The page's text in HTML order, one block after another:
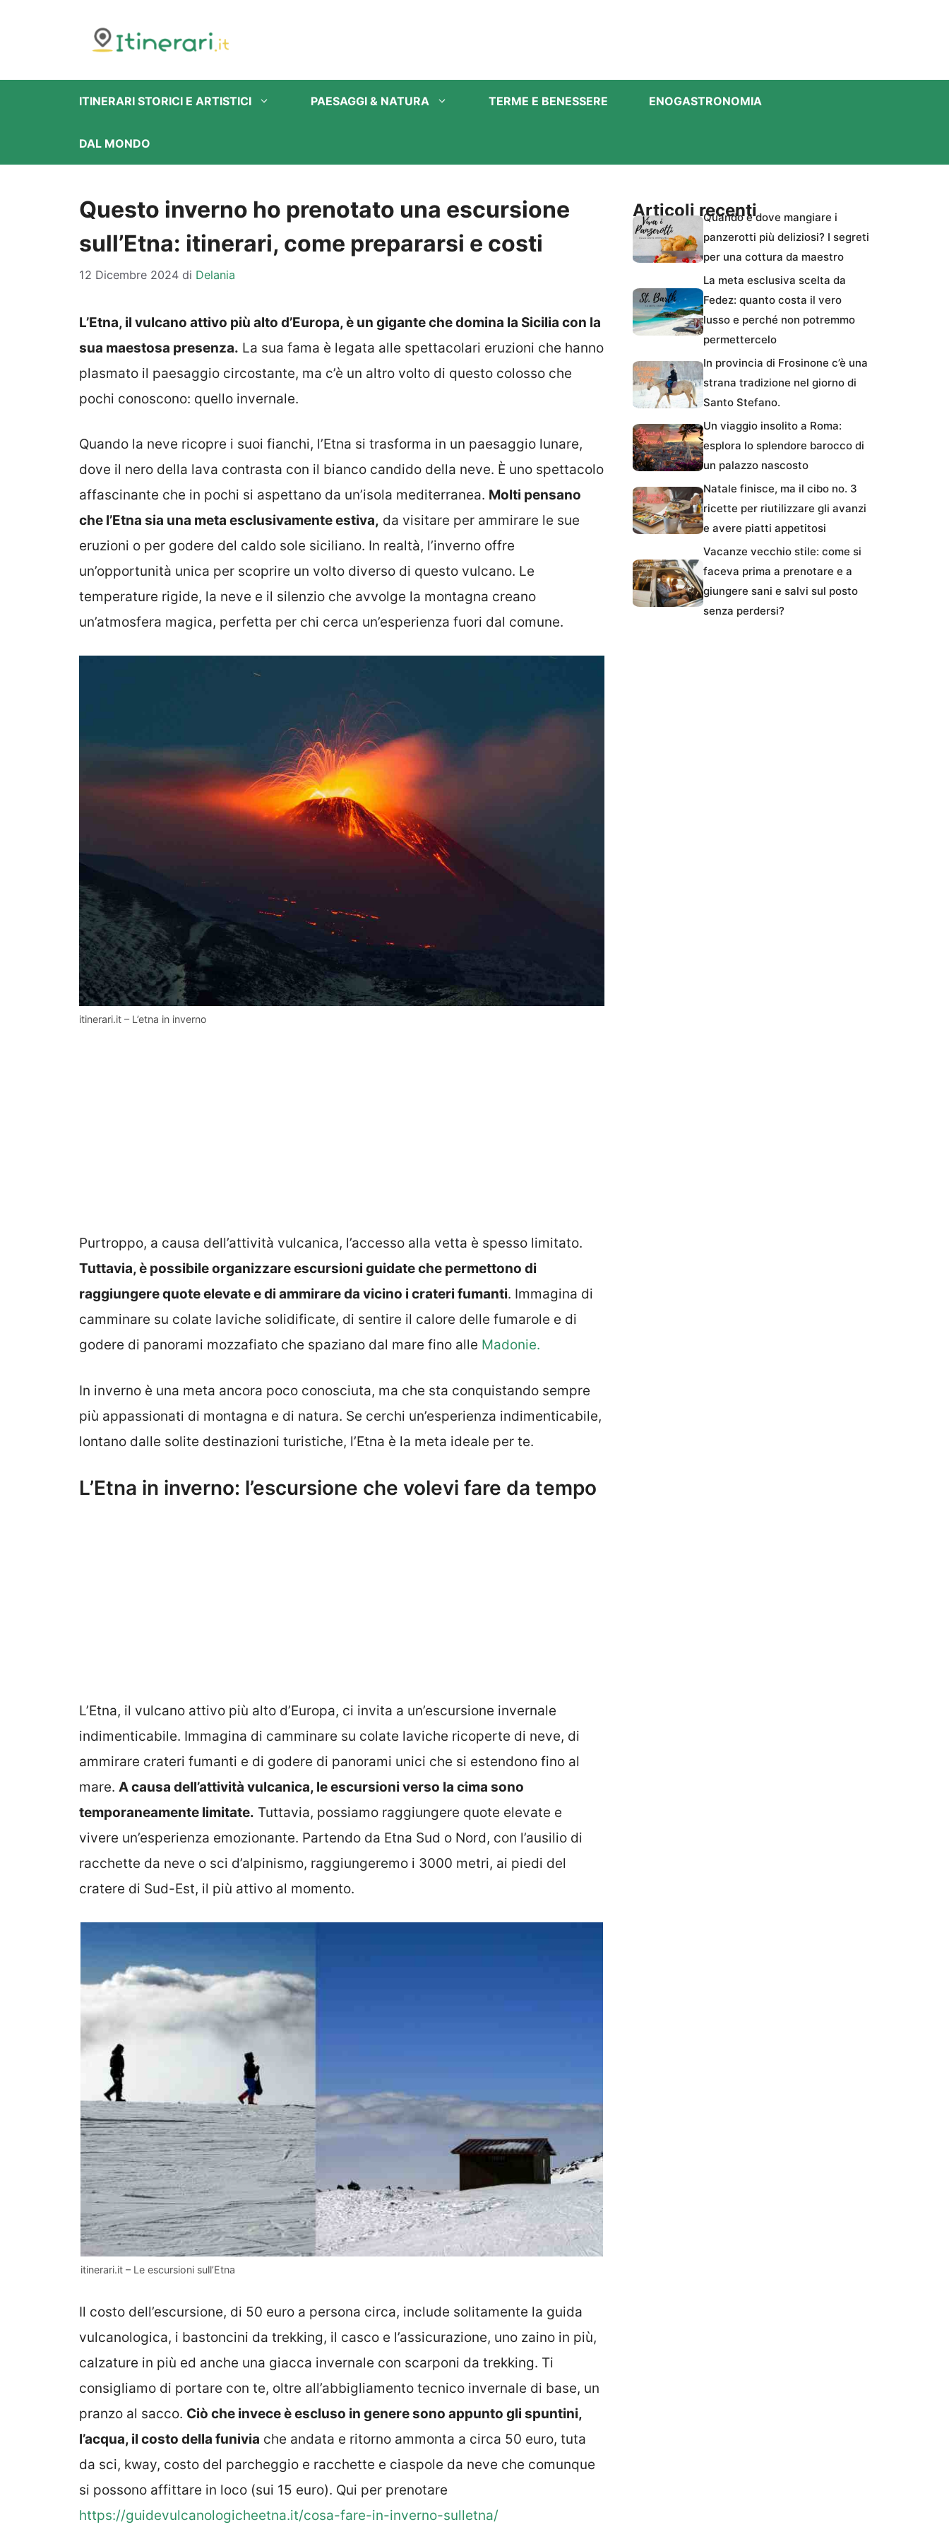
ITINERARI STORICI E ARTISTICI PAESAGGI & NATURA TERME E BENESSERE ENOGASTRONOMIA
DAL MONDO
Questo inverno ho prenotato una escursione
sull’Etna: itinerari, come prepararsi e costi
12 Dicembre 2024 di Delania
L’Etna, il vulcano attivo più alto d’Europa, è un gigante che domina la Sicilia con la
sua maestosa presenza. La sua fama è legata alle spettacolari eruzioni che hanno
plasmato il paesaggio circostante, ma c’è un altro volto di questo colosso che
pochi conoscono: quello invernale.
Quando la neve ricopre i suoi fianchi, l’Etna si trasforma in un paesaggio lunare,
dove il nero della lava contrasta con il bianco candido della neve. È uno spettacolo
affascinante che in pochi si aspettano da un’isola mediterranea. Molti pensano
che l’Etna sia una meta esclusivamente estiva, da visitare per ammirare le sue
eruzioni o per godere del caldo sole siciliano. In realtà, l’inverno offre
un’opportunità unica per scoprire un volto diverso di questo vulcano. Le
temperature rigide, la neve e il silenzio che avvolge la montagna creano
un’atmosfera magica, perfetta per chi cerca un’esperienza fuori dal comune.
itinerari.it – L’etna in inverno
Purtroppo, a causa dell’attività vulcanica, l’accesso alla vetta è spesso limitato.
Tuttavia, è possibile organizzare escursioni guidate che permettono di
raggiungere quote elevate e di ammirare da vicino i crateri fumanti. Immagina di
camminare su colate laviche solidificate, di sentire il calore delle fumarole e di
godere di panorami mozzafiato che spaziano dal mare fino alle Madonie.
In inverno è una meta ancora poco conosciuta, ma che sta conquistando sempre
più appassionati di montagna e di natura. Se cerchi un’esperienza indimenticabile,
lontano dalle solite destinazioni turistiche, l’Etna è la meta ideale per te.
L’Etna in inverno: l’escursione che volevi fare da tempo
L’Etna, il vulcano attivo più alto d’Europa, ci invita a un’escursione invernale
indimenticabile. Immagina di camminare su colate laviche ricoperte di neve, di
ammirare crateri fumanti e di godere di panorami unici che si estendono fino al
mare. A causa dell’attività vulcanica, le escursioni verso la cima sono
temporaneamente limitate. Tuttavia, possiamo raggiungere quote elevate e
vivere un’esperienza emozionante. Partendo da Etna Sud o Nord, con l’ausilio di
racchette da neve o sci d’alpinismo, raggiungeremo i 3000 metri, ai piedi del
cratere di Sud-Est, il più attivo al momento.
itinerari.it – Le escursioni sull’Etna
Il costo dell’escursione, di 50 euro a persona circa, include solitamente la guida
vulcanologica, i bastoncini da trekking, il casco e l’assicurazione, uno zaino in più,
calzature in più ed anche una giacca invernale con scarponi da trekking. Ti
consigliamo di portare con te, oltre all’abbigliamento tecnico invernale di base, un
pranzo al sacco. Ciò che invece è escluso in genere sono appunto gli spuntini,
l’acqua, il costo della funivia che andata e ritorno ammonta a circa 50 euro, tuta
da sci, kway, costo del parcheggio e racchette e ciaspole da neve che comunque
si possono affittare in loco (sui 15 euro). Qui per prenotare
https://guidevulcanologicheetna.it/cosa-fare-in-inverno-sulletna/
Articoli recentiQuando e dove mangiare i
panzerotti più deliziosi? I segreti
per una cottura da maestro
La meta esclusiva scelta da
Fedez: quanto costa il vero
lusso e perché non potremmo
permettercelo
In provincia di Frosinone c’è una
strana tradizione nel giorno di
Santo Stefano.
Un viaggio insolito a Roma:
esplora lo splendore barocco di
un palazzo nascosto
Natale finisce, ma il cibo no. 3
ricette per riutilizzare gli avanzi
e avere piatti appetitosi
Vacanze vecchio stile: come si
faceva prima a prenotare e a
giungere sani e salvi sul posto
senza perdersi?